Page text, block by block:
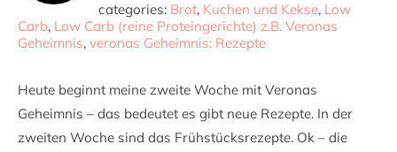
categories: Brot, Kuchen und Kekse, Low
Carb, Low Carb (reine Proteingerichte) z.B. Veronas
Geheimnis, veronas Geheimnis: Rezepte
Heute beginnt meine zweite Woche mit Veronas
Geheimnis – das bedeutet es gibt neue Rezepte. In der
zweiten Woche sind das Frühstücksrezepte. Ok – die